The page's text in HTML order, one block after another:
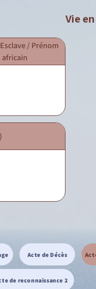
Vie
/ Prénom
africain
Acte de Décès
de reconnaissance 2